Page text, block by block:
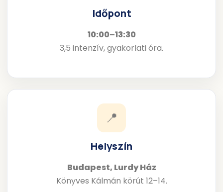
Időpont
10:00–13:30
3,5 intenzív, gyakorlati óra.
📍
Helyszín
Budapest, Lurdy Ház
Könyves Kálmán körút 12–14.